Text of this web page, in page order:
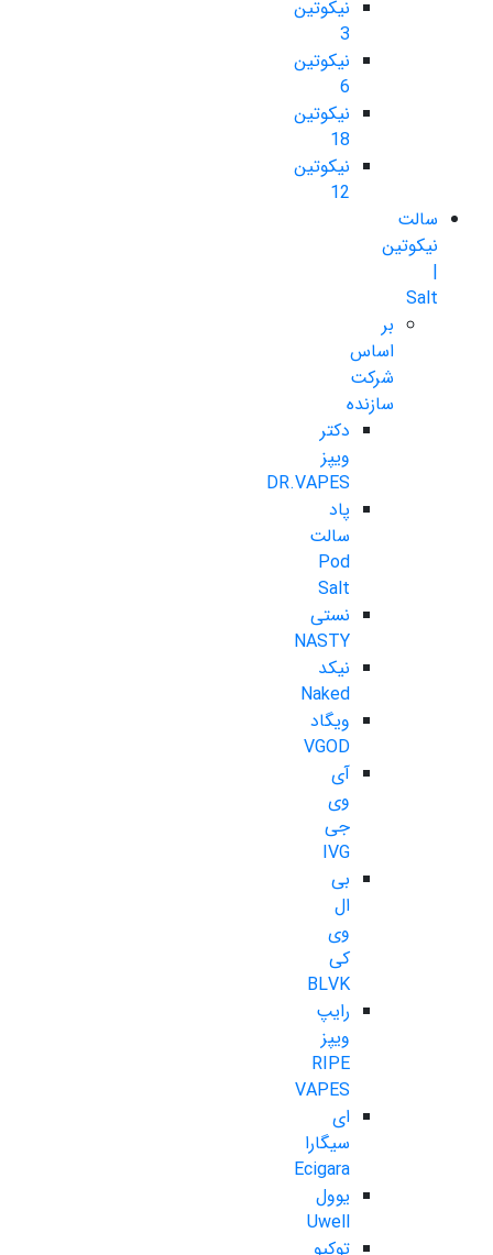
نیکوتین
3
نیکوتین
6
نیکوتین
18
نیکوتین
12
سالت
نیکوتین
|
Salt
بر
اساس
شرکت
سازنده
دکتر
ویپز
DR.VAPES
پاد
سالت
Pod
Salt
نستی
NASTY
نیکد
Naked
ویگاد
VGOD
آی
وی
جی
IVG
بی
ال
وی
کی
BLVK
رایپ
ویپز
RIPE
VAPES
ای
سیگارا
Ecigara
یوول
Uwell
توکیو